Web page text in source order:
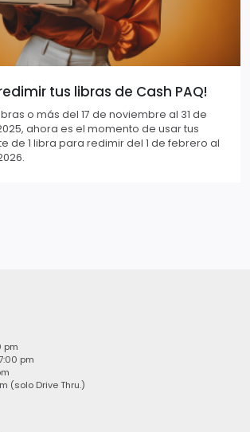
tus libras de Cash PAQ!
o más del 17 de noviembre al 31 de
ahora es el momento de usar tus
de 1 libra para redimir del 1 de febrero al
pm
pm
(solo Drive Thru.)